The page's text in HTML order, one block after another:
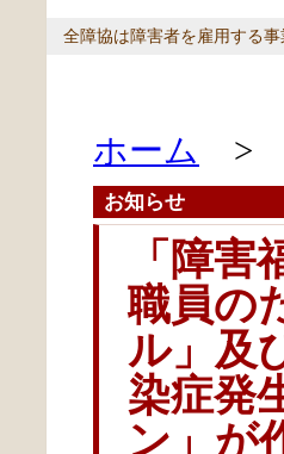
全障協は障害者を雇用する
ホーム >
お知らせ
「障
職員の
ル」及
染症発
ン」が